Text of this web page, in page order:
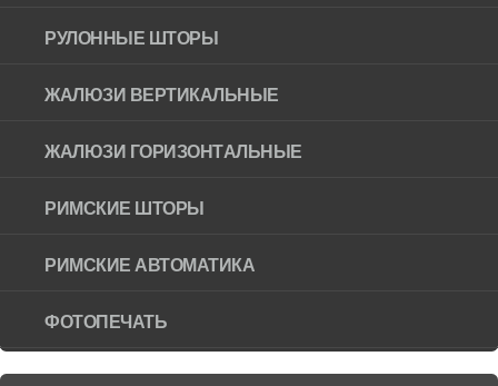
РУЛОННЫЕ ШТОРЫ
ЖАЛЮЗИ ВЕРТИКАЛЬНЫЕ
ЖАЛЮЗИ ГОРИЗОНТAЛЬНЫЕ
РИМСКИЕ ШТОРЫ
РИМСКИЕ АВТОМАТИКА
ФОТОПЕЧАТЬ